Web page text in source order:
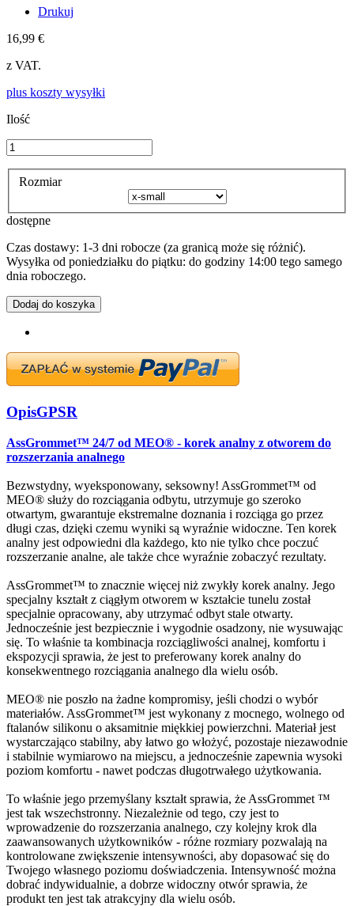
Drukuj
16,99 €
z VAT.
plus koszty wysyłki
Ilość
Rozmiar
dostępne
Czas dostawy: 1-3 dni robocze (za granicą może się różnić).
Wysyłka od poniedziałku do piątku: do godziny 14:00 tego samego
dnia roboczego.
Dodaj do koszyka
OpisGPSR
AssGrommet™ 24/7 od MEO® - korek analny z otworem do
rozszerzania analnego
Bezwstydny, wyeksponowany, seksowny! AssGrommet™ od
MEO® służy do rozciągania odbytu, utrzymuje go szeroko
otwartym, gwarantuje ekstremalne doznania i rozciąga go przez
długi czas, dzięki czemu wyniki są wyraźnie widoczne. Ten korek
analny jest odpowiedni dla każdego, kto nie tylko chce poczuć
rozszerzanie analne, ale także chce wyraźnie zobaczyć rezultaty.
AssGrommet™ to znacznie więcej niż zwykły korek analny. Jego
specjalny kształt z ciągłym otworem w kształcie tunelu został
specjalnie opracowany, aby utrzymać odbyt stale otwarty.
Jednocześnie jest bezpiecznie i wygodnie osadzony, nie wysuwając
się. To właśnie ta kombinacja rozciągliwości analnej, komfortu i
ekspozycji sprawia, że jest to preferowany korek analny do
konsekwentnego rozciągania analnego dla wielu osób.
MEO® nie poszło na żadne kompromisy, jeśli chodzi o wybór
materiałów. AssGrommet™ jest wykonany z mocnego, wolnego od
ftalanów silikonu o aksamitnie miękkiej powierzchni. Materiał jest
wystarczająco stabilny, aby łatwo go włożyć, pozostaje niezawodnie
i stabilnie wymiarowo na miejscu, a jednocześnie zapewnia wysoki
poziom komfortu - nawet podczas długotrwałego użytkowania.
To właśnie jego przemyślany kształt sprawia, że AssGrommet ™
jest tak wszechstronny. Niezależnie od tego, czy jest to
wprowadzenie do rozszerzania analnego, czy kolejny krok dla
zaawansowanych użytkowników - różne rozmiary pozwalają na
kontrolowane zwiększenie intensywności, aby dopasować się do
Twojego własnego poziomu doświadczenia. Intensywność można
dobrać indywidualnie, a dobrze widoczny otwór sprawia, że
produkt ten jest tak atrakcyjny dla wielu osób.